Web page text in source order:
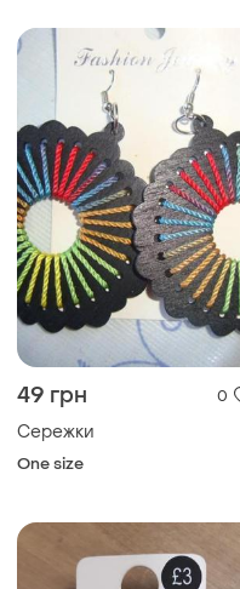
49 грн 0
Сережки
One size